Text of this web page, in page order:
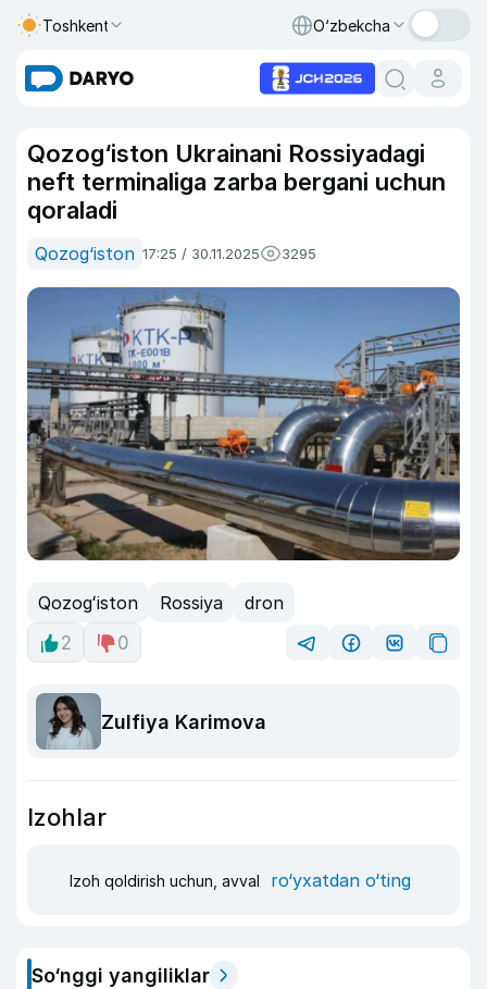
Toshkent O‘zbekcha
Qozog‘iston Ukrainani Rossiyadagi
neft terminaliga zarba bergani uchun
qoraladi
Qozog‘iston 17:25 / 30.11.2025 3295
Qozogʻiston Rossiya
dron
2
0
Zulfiya Karimova
Izohlar
Izoh qoldirish uchun, avval ro‘yxatdan o‘ting
So‘nggi yangiliklar